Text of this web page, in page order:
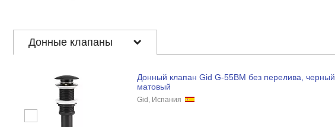
Донные клапаны
Донный клапан Gid G-55BM без перелива, черный
матовый
Gid, Испания